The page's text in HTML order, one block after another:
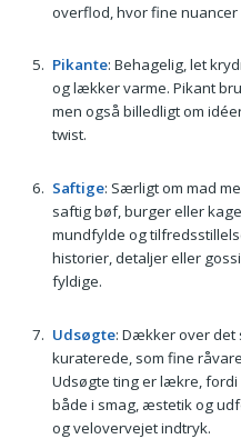
overflod, hvor fine
Pikante: Behagelig, let
og lækker varme. Pikant
men også billedligt om
twist.
Saftige: Særligt om mad
saftig bøf, burger eller
mundfylde og
historier, detaljer eller
fyldige.
Udsøgte: Dækker over
kuraterede, som fine
Udsøgte ting er lækre,
både i smag, æstetik og
og velovervejet indtryk.